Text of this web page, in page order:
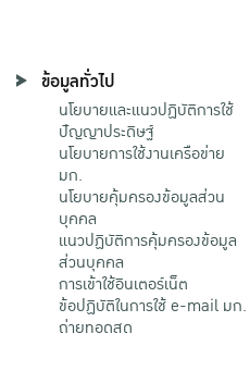
ข้อมูลทั่วไป
นโยบายและแนวปฏิบัติการใช้
ปัญญาประดิษฐ์
นโยบายการใช้งานเครือข่าย
มก.
นโยบายคุ้มครองข้อมูลส่วน
บุคคล
แนวปฏิบัติการคุ้มครองข้อมูล
ส่วนบุคคล
การเข้าใช้อินเตอร์เน็ต
ข้อปฏิบัติในการใช้ e-mail มก.
ถ่ายทอดสด